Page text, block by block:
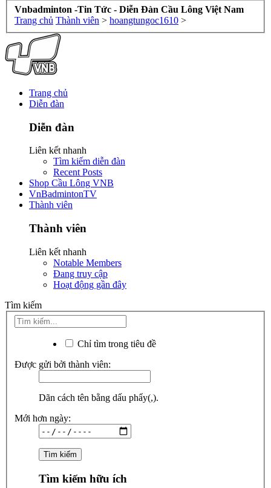
Vnbadminton -Tin Tức - Diễn Đàn Cầu Lông Việt Nam
Trang chủ Thành viên > hoangtungoc1610 >
Trang chủ
Diễn đàn
Diễn đàn
Liên kết nhanh
Tìm kiếm diễn đàn
Recent Posts
Shop Cầu Lông VNB
VnBadmintonTV
Thành viên
Thành viên
Liên kết nhanh
Notable Members
Đang truy cập
Hoạt động gần đây
Tìm kiếm
Chỉ tìm trong tiêu đề
Được gửi bởi thành viên:
Dãn cách tên bằng dấu phẩy(,).
Mới hơn ngày:
Tìm kiếm hữu ích